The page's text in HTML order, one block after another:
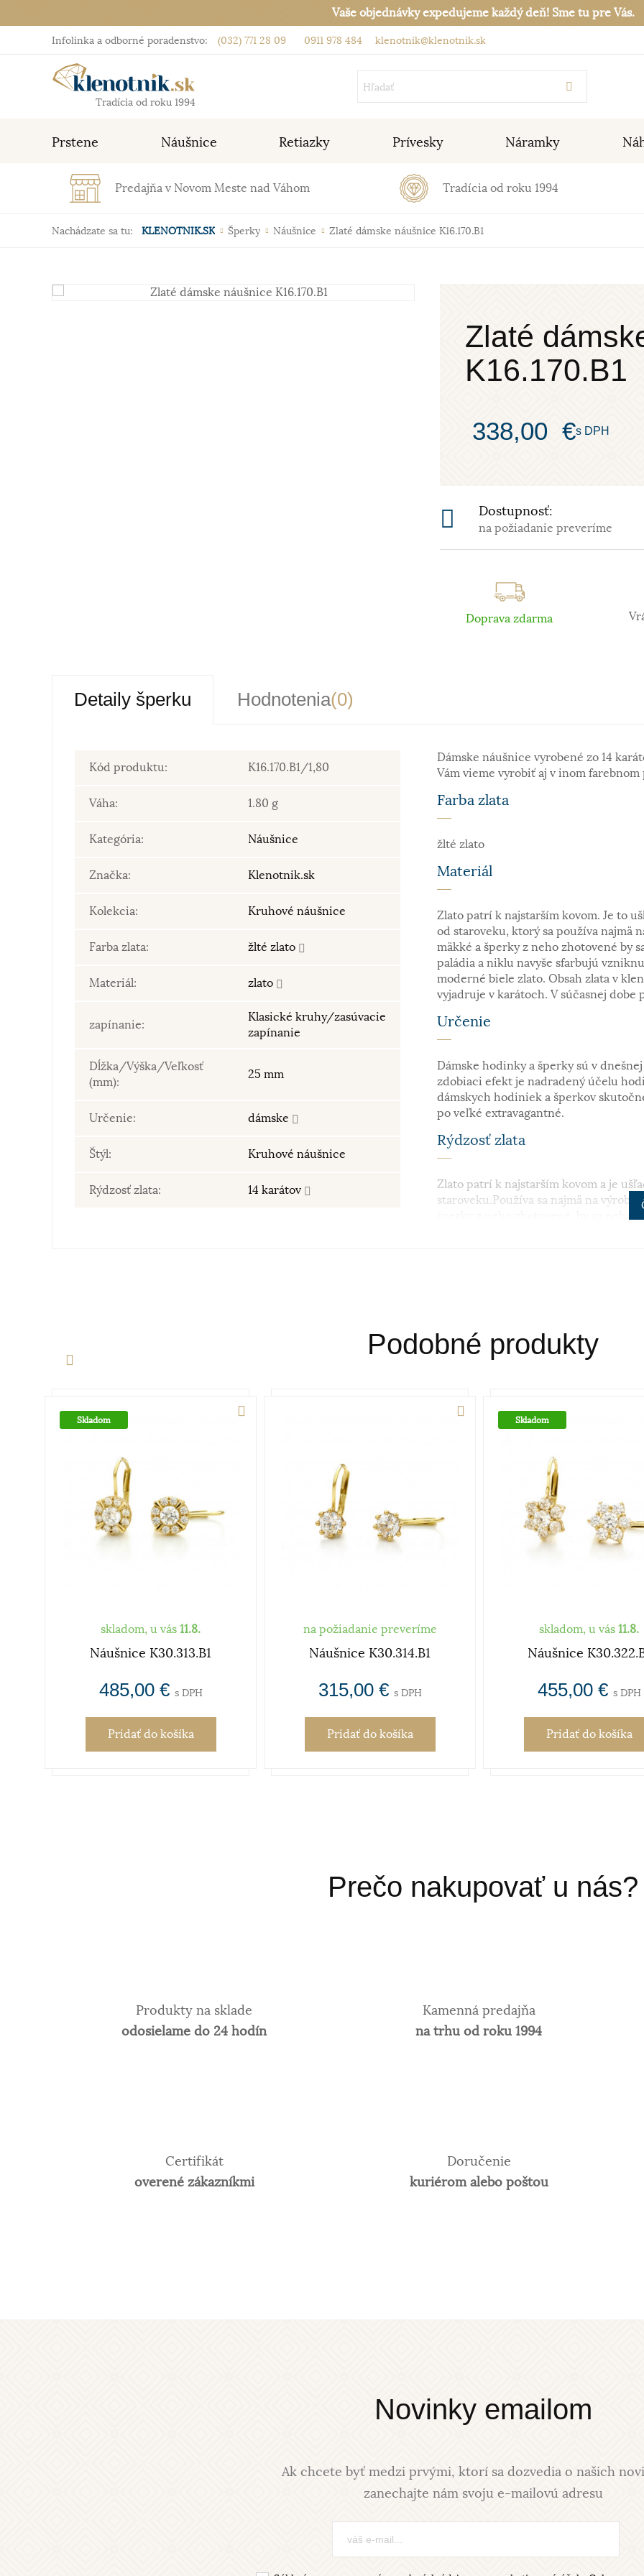
Vaše objednávky expedujeme každý deň! Sme tu pre Vás.
Infolinka a odborné poradenstvo: (032) 771 28 09 0911 978 484 klenotnik@klenotnik.sk
Tradícia od roku 1994
Prstene Náušnice Retiazky Prívesky Náramky
Predajňa v Novom Meste nad Váhom Tradícia od roku 1994
Nachádzate sa tu: KLENOTNIK.SK Šperky Náušnice Zlaté dámske náušnice K16.170.B1
Zlaté
K16.170.B1
338,00 €s DPH
Dostupnosť:
na požiadanie preveríme
Doprava zdarma
Detaily šperku Hodnotenia(0)
Kód produktu: K16.170.B1/1,80
Váha: 1.80 g
Kategória: Náušnice
Značka: Klenotnik.sk
Kolekcia: Kruhové náušnice
Farba zlata: žlté zlato
Materiál: zlato
zapínanie:
Klasické kruhy/zasúvacie
zapínanie
Dĺžka/Výška/Veľkosť
(mm):
25 mm
Určenie: dámske
Štýl: Kruhové náušnice
Rýdzosť zlata: 14 karátov
Dámske náušnice vyrobené zo 14
Vám vieme vyrobiť aj v inom
Farba zlata
žlté zlato
Materiál
Zlato patrí k najstarším kovom. Je to
od staroveku, ktorý sa používa najmä
mäkké a šperky z neho zhotovené
paládia a niklu navyše sfarbujú
moderné biele zlato. Obsah zlata v
vyjadruje v karátoch. V súčasnej dobe
Určenie
Dámske hodinky a šperky sú v
zdobiaci efekt je nadradený účelu
dámskych hodiniek a šperkov
po veľké extravagantné.
Rýdzosť zlata
Zlato patrí k najstarším kovom a je
staroveku.Používa sa najmä na
šperky z neho zhotovené, by sa
Podobné produkty
Skladom
skladom, u vás 11.8.
Náušnice K30.313.B1
485,00 € s DPH
Pridaťdo košíka
na požiadanie preveríme
Náušnice K30.314.B1
315,00 € s DPH
Pridaťdo košíka
Skladom
skladom, u vás 11.8.
Náušnice
455,00 € s DPH
Pridaťdo košíka
Prečo nakupovať u nás?
Produkty na sklade
odosielame do 24 hodín
Kamenná predajňa
na trhu od roku 1994
Certifikát
overené zákazníkmi
Doručenie
kuriérom alebo poštou
Novinky emailom
Ak chcete byť medzi prvými, ktorí sa dozvedia o našich
zanechajte nám svoju e-mailovú adresu